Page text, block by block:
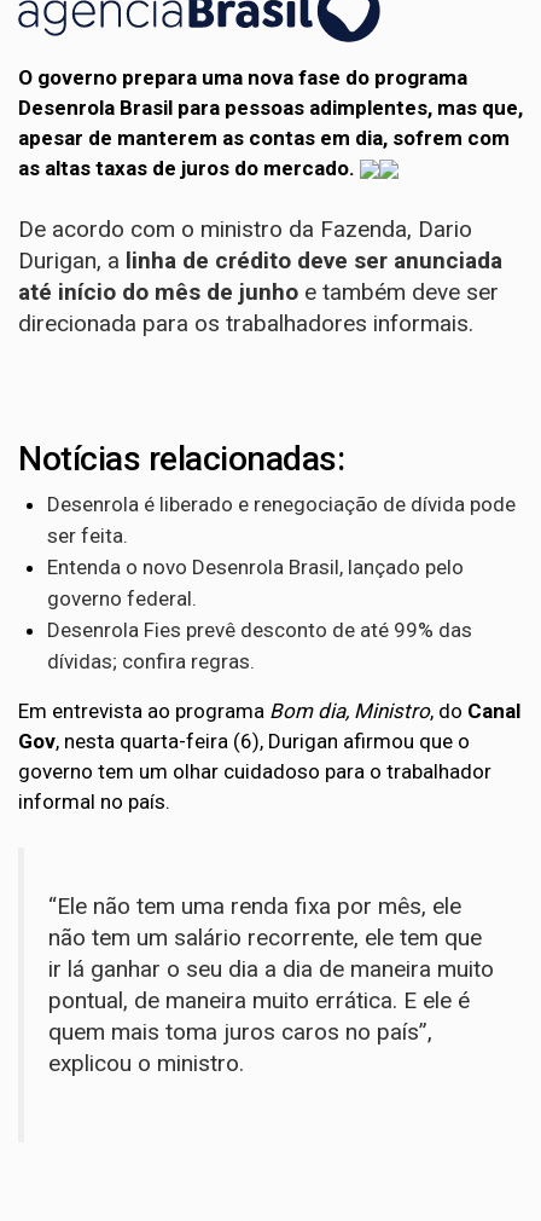
O governo prepara uma nova fase do programa
Desenrola Brasil para pessoas adimplentes, mas que,
apesar de manterem as contas em dia, sofrem com
as altas taxas de juros do mercado.
De acordo com o ministro da Fazenda, Dario
Durigan, a linha de crédito deve ser anunciada
até início do mês de junho e também deve ser
direcionada para os trabalhadores informais.
Notícias relacionadas:
Desenrola é liberado e renegociação de dívida pode
ser feita.
Entenda o novo Desenrola Brasil, lançado pelo
governo federal.
Desenrola Fies prevê desconto de até 99% das
dívidas; confira regras.
Em entrevista ao programa Bom dia, Ministro, do Canal
Gov, nesta quarta-feira (6), Durigan afirmou que o
governo tem um olhar cuidadoso para o trabalhador
informal no país.
“Ele não tem uma renda fixa por mês, ele
não tem um salário recorrente, ele tem que
ir lá ganhar o seu dia a dia de maneira muito
pontual, de maneira muito errática. E ele é
quem mais toma juros caros no país”,
explicou o ministro.